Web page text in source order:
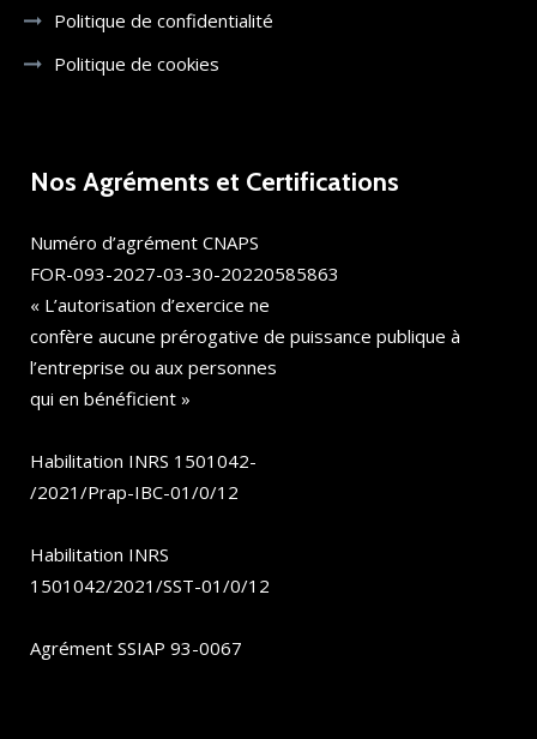
Politique de confidentialité
Politique de cookies
Nos Agréments et Certifications
Numéro d’agrément CNAPS
FOR-093-2027-03-30-20220585863
« L’autorisation d’exercice ne
confère aucune prérogative de puissance publique à
l’entreprise ou aux personnes
qui en bénéficient »
Habilitation INRS 1501042-
/2021/Prap-IBC-01/0/12
Habilitation INRS
1501042/2021/SST-01/0/12
Agrément SSIAP 93-0067